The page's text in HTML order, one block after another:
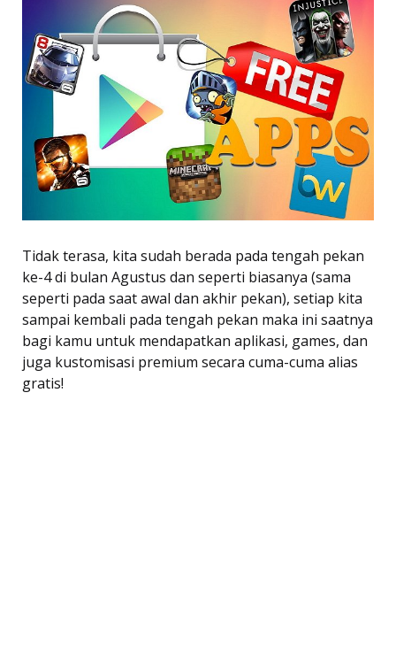
Tidak terasa, kita sudah berada pada tengah pekan
ke-4 di bulan Agustus dan seperti biasanya (sama
seperti pada saat awal dan akhir pekan), setiap kita
sampai kembali pada tengah pekan maka ini saatnya
bagi kamu untuk mendapatkan aplikasi, games, dan
juga kustomisasi premium secara cuma-cuma alias
gratis!